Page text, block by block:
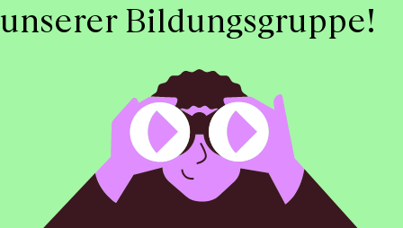
unserer Bildungsgruppe!